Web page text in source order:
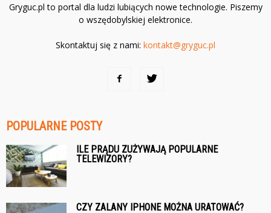
Gryguc.pl to portal dla ludzi lubiących nowe technologie. Piszemy
o wszędobylskiej elektronice.
Skontaktuj się z nami: kontakt@gryguc.pl
POPULARNE POSTY
ILE PRĄDU ZUŻYWAJĄ POPULARNE
TELEWIZORY?
CZY ZALANY IPHONE MOŻNA URATOWAĆ?